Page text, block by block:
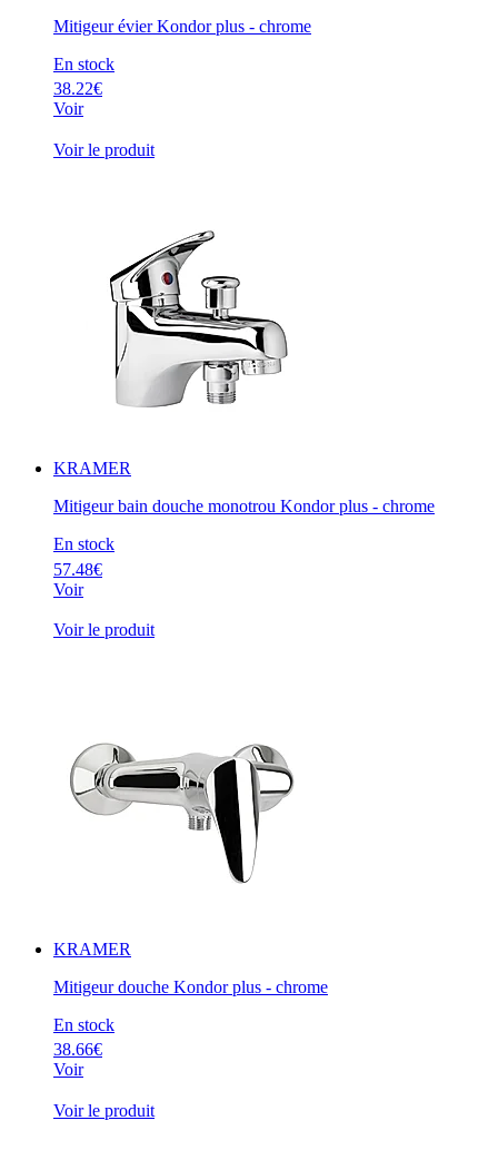
Mitigeur évier Kondor plus - chrome
En stock
38.22€
Voir
Voir le produit
KRAMER
Mitigeur bain douche monotrou Kondor plus - chrome
En stock
57.48€
Voir
Voir le produit
KRAMER
Mitigeur douche Kondor plus - chrome
En stock
38.66€
Voir
Voir le produit